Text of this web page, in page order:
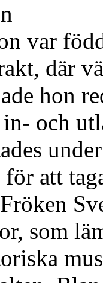
var
där
hon
och
att
som